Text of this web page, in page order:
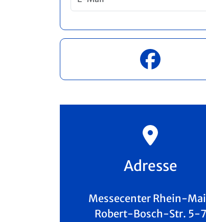
Adresse
Messecenter Rhein-
Robert-Bosch-Str. 5-7